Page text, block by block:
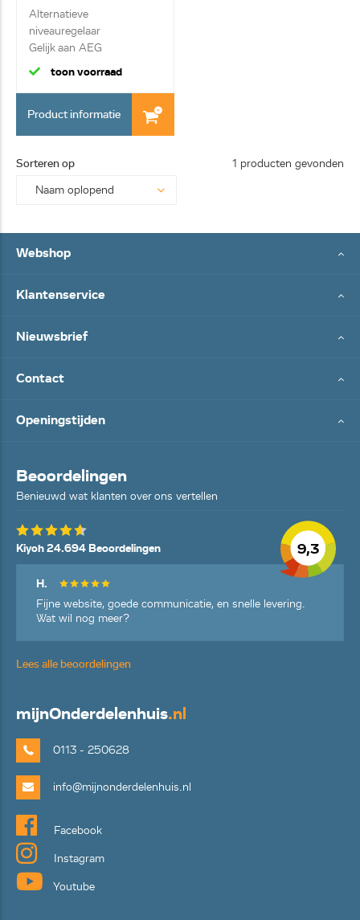
Alternatieve
niveauregelaar
Gelijk aan AEG
Pressostaat a...
toon voorraad
Product informatie
Sorteren op 1 producten gevonden
Webshop
Klantenservice
Nieuwsbrief
Contact
Openingstijden
Beoordelingen
Benieuwd wat klanten over ons vertellen
9,3
Kiyoh 24.694 Beoordelingen
H.
Fijne website, goede communicatie, en snelle levering.
Wat wil nog meer?
Lees alle beoordelingen
mijnOnderdelenhuis.nl
0113 - 250628
info@mijnonderdelenhuis.nl
Facebook
Instagram
Youtube